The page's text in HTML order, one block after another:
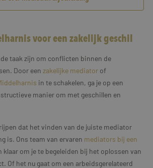
voor een zakelijk geschil
taak zijn om conflicten binnen de
Door een zakelijke mediator of
in te schakelen, ga je op een
manier om met geschillen en
dat het vinden van de juiste mediator
is. Ons team van ervaren mediators bij een
klaar om je te begeleiden bij het oplossen van
Of het nu gaat om een arbeidsgerelateerd